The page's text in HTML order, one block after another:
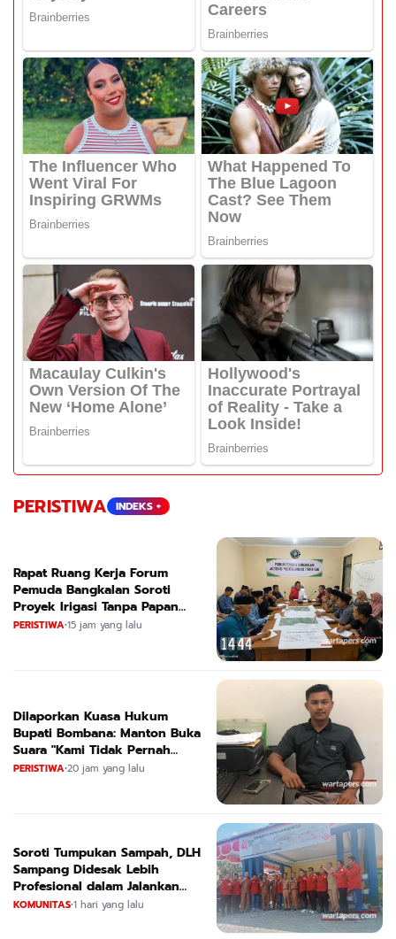
PERISTIWA INDEKS +
Rapat Ruang Kerja Forum
Pemuda Bangkalan Soroti
Proyek Irigasi Tanpa Papan
Nama
PERISTIWA•15 jam yang lalu
Dilaporkan Kuasa Hukum
Bupati Bombana: Manton Buka
Suara "Kami Tidak Pernah
Menutup Ruang Hak Jawab"
PERISTIWA•20 jam yang lalu
Soroti Tumpukan Sampah, DLH
Sampang Didesak Lebih
Profesional dalam Jalankan
Tugas
KOMUNITAS•1 hari yang lalu